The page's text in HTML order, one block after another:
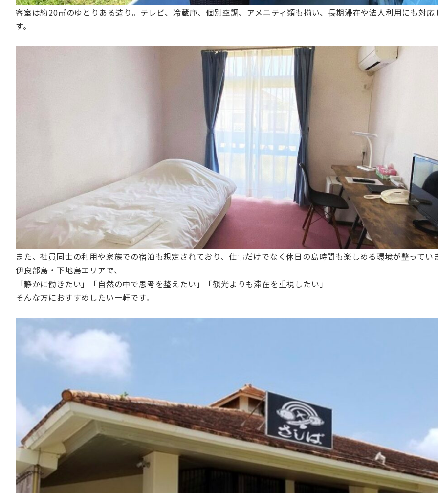
客室は約20㎡のゆとりある造り。テレビ、冷蔵庫、個別空調、アメニティ類も揃い、長期滞在や法人利用にも対応
す。
また、社員同士の利用や家族での宿泊も想定されており、仕事だけでなく休日の島時間も楽しめる環境が整ってい
伊良部島・下地島エリアで、
「静かに働きたい」「自然の中で思考を整えたい」「観光よりも滞在を重視したい」
そんな方におすすめしたい一軒です。